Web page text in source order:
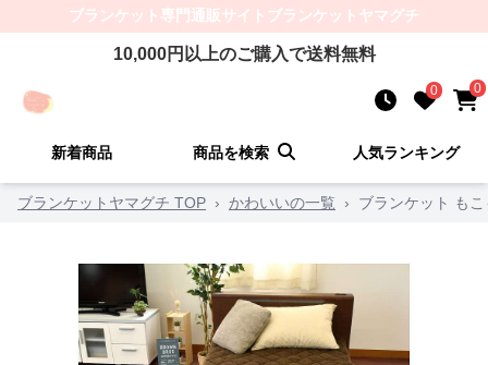
ブランケット 専門通販サイト ブランケットヤマグチ
10,000円以上のご購入で送料無料
0 0
新着商品 商品を検索 人気ランキング
ブランケットヤマグチ TOP › かわいいの一覧 › ブランケット も